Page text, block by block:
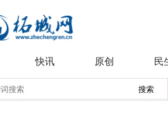
快讯 原创 民
搜索